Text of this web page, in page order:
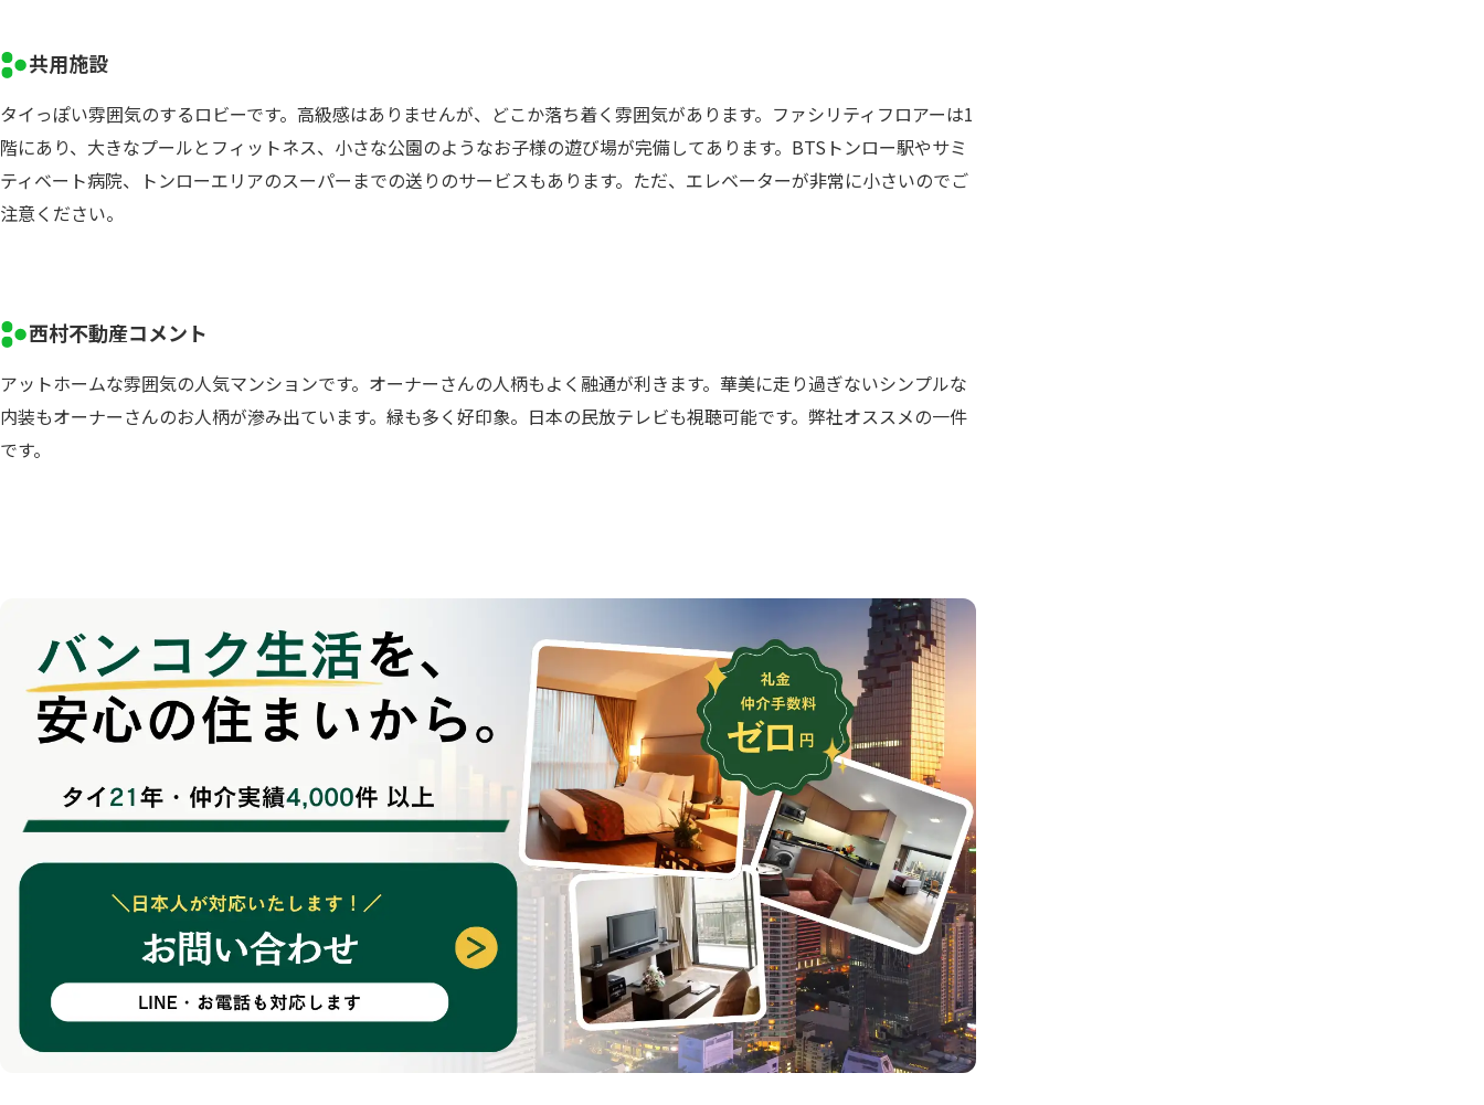
共用施設
タイっぽい雰囲気のするロビーです。高級感はありませんが、どこか落ち着く雰囲気があります。ファシリティフロアーは1
階にあり、大きなプールとフィットネス、小さな公園のようなお子様の遊び場が完備してあります。BTSトンロー駅やサミ
ティベート病院、トンローエリアのスーパーまでの送りのサービスもあります。ただ、エレベーターが非常に小さいのでご
注意ください。
西村不動産コメント
アットホームな雰囲気の人気マンションです。オーナーさんの人柄もよく融通が利きます。華美に走り過ぎないシンプルな
内装もオーナーさんのお人柄が滲み出ています。緑も多く好印象。日本の民放テレビも視聴可能です。弊社オススメの一件
です。